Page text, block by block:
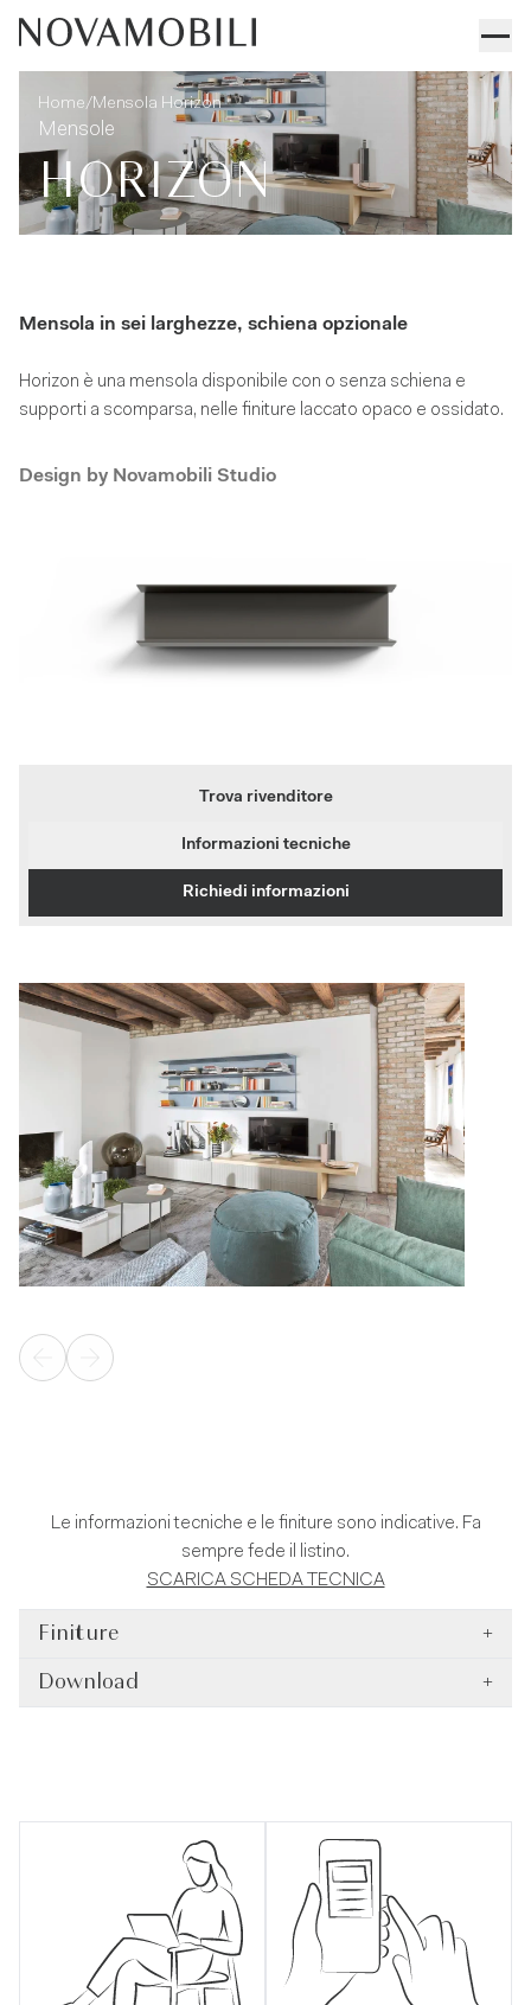
Mensola Horizon
Home/Mensola Horizon
Mensole
HORIZON
Mensola in sei larghezze, schiena opzionale
Horizon è una mensola disponibile con o senza schiena e
supporti a scomparsa, nelle finiture laccato opaco e ossidato.
Design by Novamobili Studio
Trova rivenditore
Informazioni tecniche
Richiedi informazioni
Le informazioni tecniche e le finiture sono indicative. Fa
sempre fede il listino.
SCARICA SCHEDA TECNICA
Finiture +
Download +